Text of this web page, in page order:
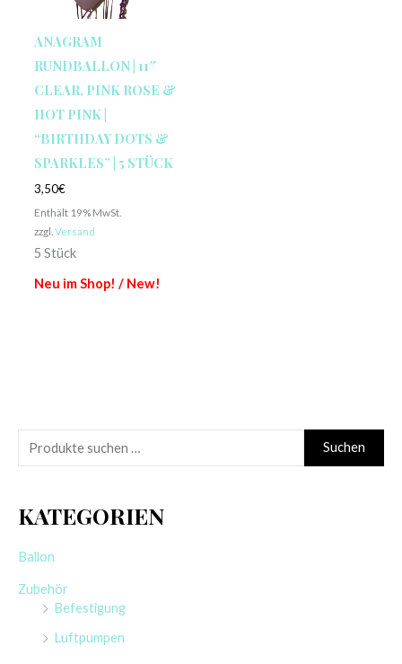
u
h
n
Suchen
KATEGORIEN
Ballon
Zubehör
Befestigung
Luftpumpen
ANAGRAM
RUNDBALLON | 11″
CLEAR, PINK ROSE &
HOT PINK |
“BIRTHDAY DOTS &
SPARKLES” | 5 STÜCK
3,50€
Enthält 19% MwSt.
zzgl. Versand
5 Stück
Neu im Shop! / New!